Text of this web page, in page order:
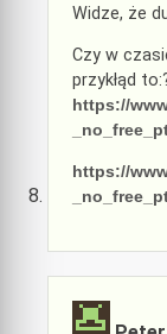
Widze, że
Czy w
przykłąd
https://
https://